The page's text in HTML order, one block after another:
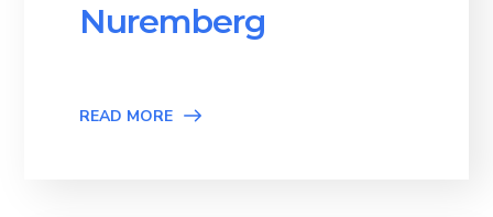
Nuremberg
READ MORE